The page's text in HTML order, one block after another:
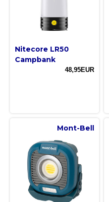
Nitecore LR50
Campbank
48,95EUR
Mont-Bell